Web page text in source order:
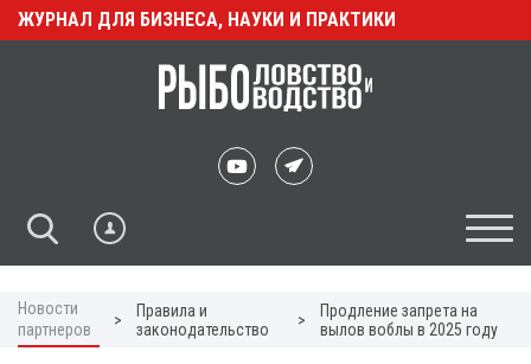
ЖУРНАЛ ДЛЯ БИЗНЕСА, НАУКИ И ПРАКТИКИ
Новости
партнеров
>
Правила и
законодательство
>
Продление запрета на
вылов воблы в 2025 году